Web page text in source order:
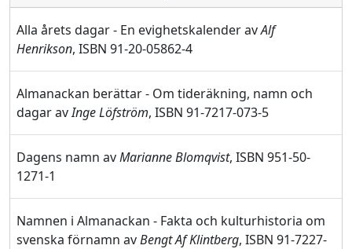
Alla årets dagar - En evighetskalender avAlf
Henrikson, ISBN 91-20-05862-4
Almanackan berättar - Om tideräkning, namn och
dagar avInge Löfström, ISBN 91-7217-073-5
Dagens namn avMarianne Blomqvist, ISBN 951-50-
1271-1
Namnen i Almanackan - Fakta och kulturhistoria om
svenska förnamn avBengt Af Klintberg, ISBN 91-7227-